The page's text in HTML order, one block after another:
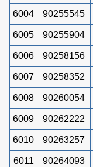
6004 90255545
6005 90255904
6006 90258156
6007 90258352
6008 90260054
6009 90262222
6010 90263257
6011 90264093